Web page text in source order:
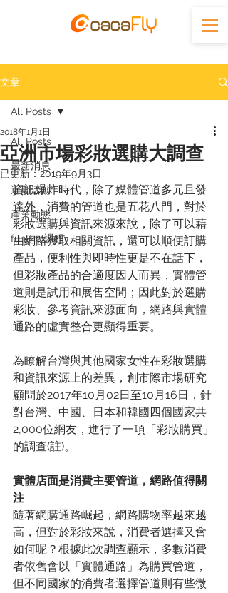
文章
All Posts
最新消息
近期活動
產業動態
funPro 課程
All Posts
亞洲市場彩妝選購大調查
2018年1月1日
已更新：2019年9月3日
資訊爆炸時代，除了媒體管道多元且發
達外，消費的管道也是五花八門，對於
彩妝選購與資訊來源來說，除了可以藉
由網路獲取相關資訊，還可以順便訂購
產品，便利性與即時性更是不在話下，
但彩妝產品的合適度因人而異，實體管
道則是試用和展售空間；因此對於選購
彩妝、參考資訊來源面向，網路與實體
通路的虛實整合更顯得重要。
為瞭解台灣與其他國家女性在彩妝選購
和資訊來源上的差異，創市際市場研究
顧問於2017年10月02日至10月16日，針
對台灣、中國、日本和韓國四個國家共
2,000位網友，進行了一項「彩妝購買」
的調查(註)。
實體店面是消費主要管道，網路值得關
注
隨著網購通路崛起，網路購物率越來越
高，但對於彩妝來說，消費者選擇又會
如何呢？根據此次調查顯示，多數消費
者依舊會以「實體通路」為購買管道，
但不同國家的消費者選擇管道則有些微